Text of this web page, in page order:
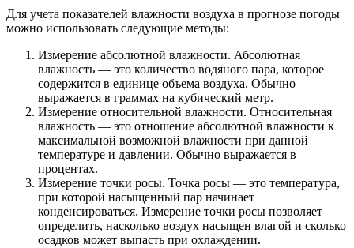
Для учета показателей влажности воздуха в прогнозе погоды
можно использовать следующие методы:
Измерение абсолютной влажности. Абсолютная
влажность — это количество водяного пара, которое
содержится в единице объема воздуха. Обычно
выражается в граммах на кубический метр.
Измерение относительной влажности. Относительная
влажность — это отношение абсолютной влажности к
максимальной возможной влажности при данной
температуре и давлении. Обычно выражается в
процентах.
Измерение точки росы. Точка росы — это температура,
при которой насыщенный пар начинает
конденсироваться. Измерение точки росы позволяет
определить, насколько воздух насыщен влагой и сколько
осадков может выпасть при охлаждении.